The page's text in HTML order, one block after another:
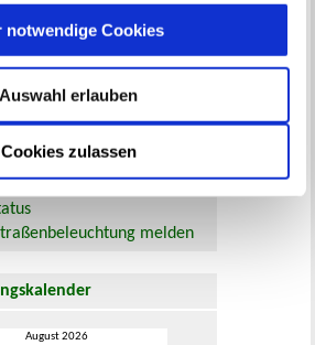
Cookies zulassen
Auswahl erlauben
notwendige Cookies
(Serviceportal)
FAQ
von A-Z
melden
August 2026